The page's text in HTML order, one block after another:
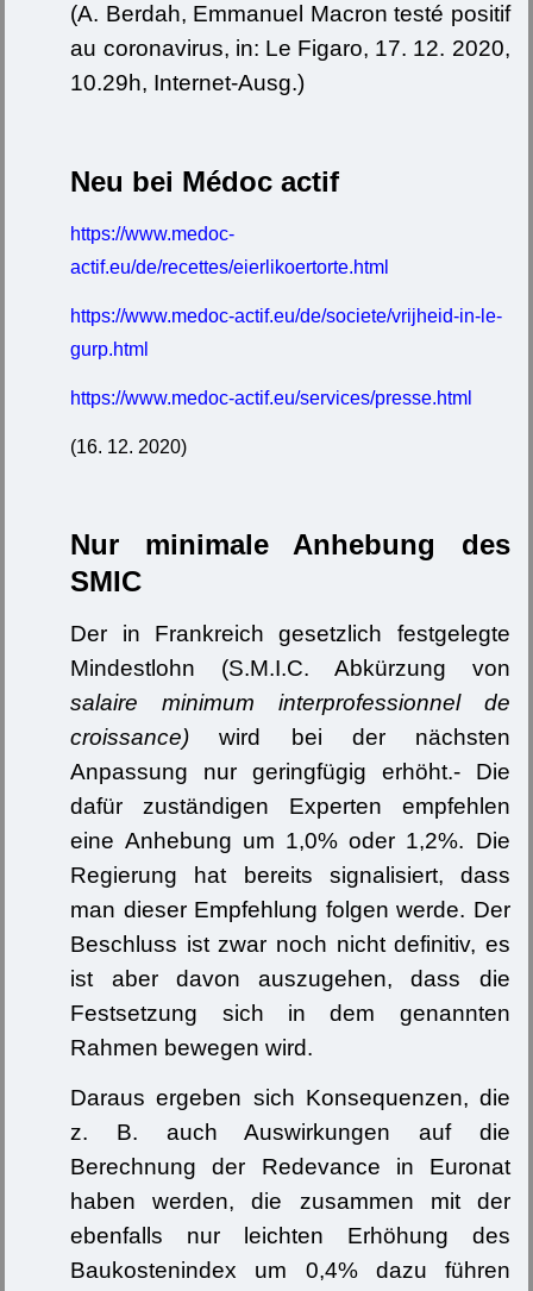
(A. Berdah, Emmanuel Macron testé positif
au coronavirus, in: Le Figaro, 17. 12. 2020,
10.29h, Internet-Ausg.)
Neu bei Médoc actif
https://www.medoc-
actif.eu/de/recettes/eierlikoertorte.html
https://www.medoc-actif.eu/de/societe/vrijheid-in-le-
gurp.html
https://www.medoc-actif.eu/services/presse.html
(16. 12. 2020)
Nur minimale Anhebung des
SMIC
Der in Frankreich gesetzlich festgelegte
Mindestlohn (S.M.I.C. Abkürzung von
salaire minimum interprofessionnel de
croissance) wird bei der nächsten
Anpassung nur geringfügig erhöht.- Die
dafür zuständigen Experten empfehlen
eine Anhebung um 1,0% oder 1,2%. Die
Regierung hat bereits signalisiert, dass
man dieser Empfehlung folgen werde. Der
Beschluss ist zwar noch nicht definitiv, es
ist aber davon auszugehen, dass die
Festsetzung sich in dem genannten
Rahmen bewegen wird.
Daraus ergeben sich Konsequenzen, die
z. B. auch Auswirkungen auf die
Berechnung der Redevance in Euronat
haben werden, die zusammen mit der
ebenfalls nur leichten Erhöhung des
Baukostenindex um 0,4% dazu führen